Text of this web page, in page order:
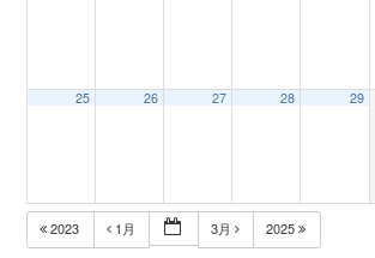
25 26 27 28 29
2023 1月 3月 2025